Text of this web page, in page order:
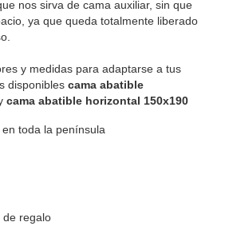
nos sirva de cama auxiliar, sin que
ya que queda totalmente liberado
y medidas para adaptarse a tus
disponibles cama abatible
cama abatible horizontal 150x190
toda la península
de regalo